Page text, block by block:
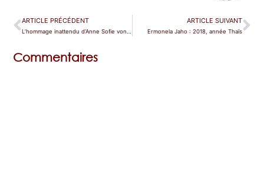
ARTICLE PRÉCÉDENT ARTICLE SUIVANT
Ermonela Jaho : 2018, année Thaïs
Commentaires